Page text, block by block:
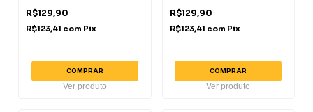
R$129,90
R$123,41 com Pix
COMPRAR
Ver produto
R$129,90
R$123,41 com Pix
COMPRAR
Ver produto